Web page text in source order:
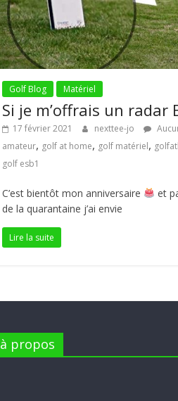
Golf Blog Matériel
Si je m’offrais un radar
17 février 2021 nexttee-jo
amateur, golf at home, golf matériel,
golf esb1
C’est bientôt mon anniversaire
et
de la quarantaine j’ai envie
Lire la suite
à propos